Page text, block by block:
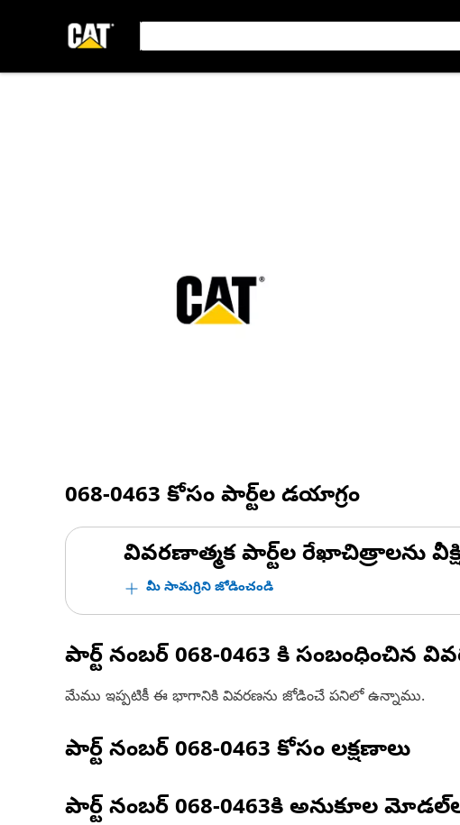
068-0463 కోసం పార్ట్‌ల డయాగ్రం
వివరణాత్మక పార్ట్‌ల రేఖాచిత్రాలను
మీ సామగ్రిని జోడించండి
పార్ట్ నంబర్ 068-0463 కి సంబంధించిన
మేము ఇప్పటికీ ఈ భాగానికి వివరణను జోడించే పనిలో ఉన్నాము.
పార్ట్ నంబర్ 068-0463 కోసం లక్షణాలు
పార్ట్ నంబర్ 068-0463కి అనుకూల